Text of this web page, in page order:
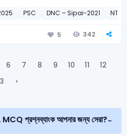
PSC DNC – Sipai-2021
5 342
6 7 8 9 10 11
12
›
প্রশ্নব্যাংক আপনার জন্য সেরা?